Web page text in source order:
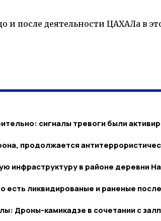
и после деятельности ЦАХАЛа в
сигналы тревоги были
продолжается
инфраструктуру в районе деревни
есть ликвидированые и раненые
Дроны-камикадзе в сочетании с